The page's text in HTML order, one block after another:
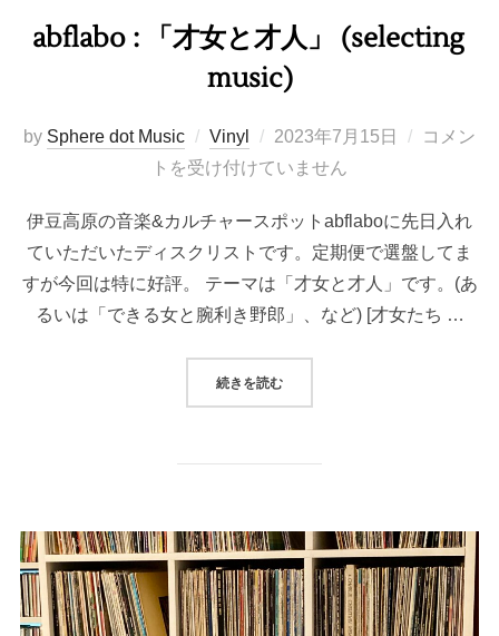
abflabo : 「才女と才人」 (selecting
music)
by Sphere dot Music Vinyl
投
稿
2023年7月15日
コメン
トを受け付けていません
伊豆高原の音楽&カルチャースポットabflaboに先日入れ
ていただいたディスクリストです。定期便で選盤してま
すが今回は特に好評。 テーマは「才女と才人」です。(あ
るいは「できる女と腕利き野郎」、など) [才女たち …
続きを読む“ABFLABO : 「才女と才人」